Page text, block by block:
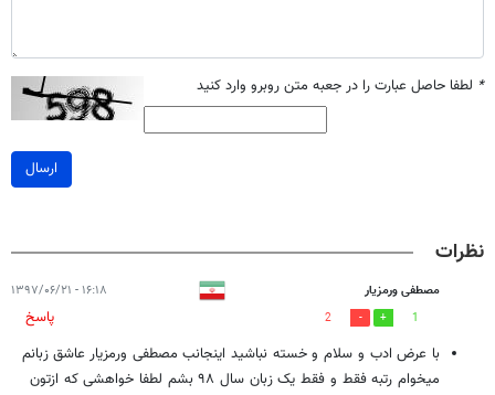
* لطفا حاصل عبارت را در جعبه متن روبرو وارد کنید
ارسال
نظرات
مصطفی ورمزیار ۱۶:۱۸ - ۱۳۹۷/۰۶/۲۱
1
2
پاسخ
با عرض ادب و سلام و خسته نباشید اینجانب مصطفی ورمزیار عاشق زبانم
میخوام رتبه فقط و فقط یک زبان سال ۹۸ بشم لطفا خواهشی که ازتون